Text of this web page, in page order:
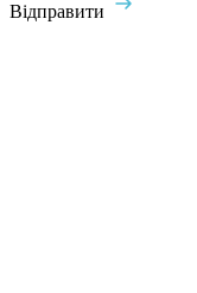
Відправити